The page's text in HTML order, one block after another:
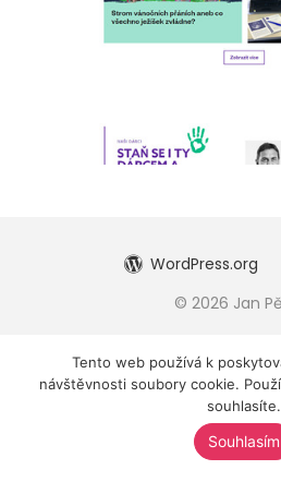
© 2026 Jan
WordPress.org
Tento web používá k
návštěvnosti soubory cookie.
souhlasíte.
Souhlasím